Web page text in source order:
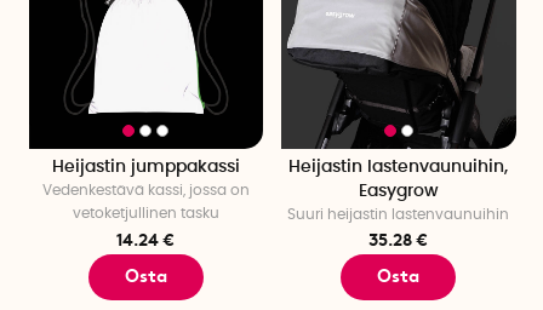
Heijastin jumppakassi
Vedenkestävä kassi, jossa on
vetoketjullinen tasku
14.24 €
Osta
Heijastin lastenvaunuihin,
Easygrow
Suuri heijastin lastenvaunuihin
35.28 €
Osta